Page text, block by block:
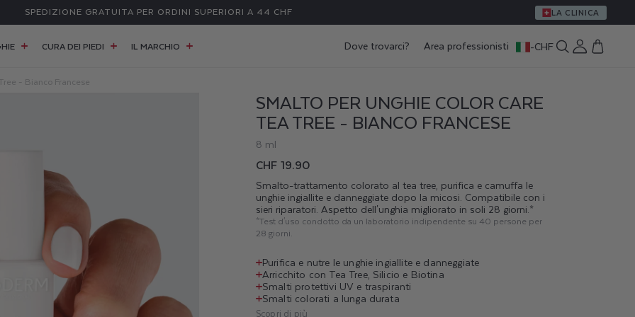
SPEDIZIONE GRATUITA PER ORDINI SUPERIORI A 44 CHF LA CLINICA
CURA DEI PIEDI IL MARCHIO Dove trovarci? Area professionisti -CHF AccediCarrello
- Bianco Francese
SMALTO PER UNGHIE COLOR CARE
TEA TREE - BIANCO FRANCESE
8 ml
Prezzo
di
listino
CHF 19.90
Smalto-trattamento colorato al tea tree, purifica e camuffa le
unghie ingiallite e danneggiate dopo la micosi. Compatibile con i
sieri riparatori. Aspetto dell'unghia migliorato in soli 28 giorni.*
*Test d'uso condotto da un laboratorio indipendente su 40 persone per
28 giorni.
Purifica e nutre le unghie ingiallite e danneggiate
Arricchito con Tea Tree, Silicio e Biotina
Smalti protettivi UV e traspiranti
Smalti colorati a lunga durata
Scopri di più